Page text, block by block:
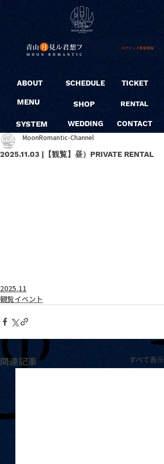
ログイン / 新規登録
ABOUT
MENU
SYSTEM
SCHEDULE
SHOP
WEDDING
TICKET
RENTAL
CONTACT
2025.11.03 |【観覧】昼）PRIVATE RENTAL
MoonRomantic-Channel
2025.11
観覧イベント
関連記事 すべて表示